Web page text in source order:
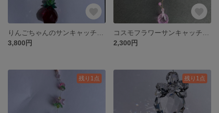
3,800円
2,300円
残り1点 残り1点